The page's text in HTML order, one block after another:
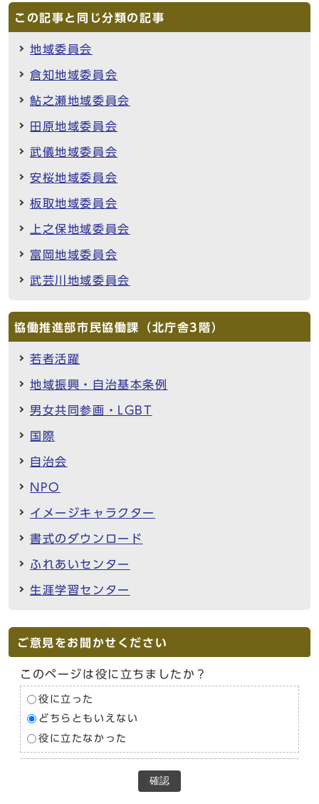
この記事と同じ分類の記事
地域委員会
倉知地域委員会
鮎之瀬地域委員会
田原地域委員会
武儀地域委員会
安桜地域委員会
板取地域委員会
上之保地域委員会
富岡地域委員会
武芸川地域委員会
協働推進部市民協働課（北庁舎3階）
若者活躍
地域振興・自治基本条例
男女共同参画・LGBT
国際
自治会
NPO
イメージキャラクター
書式のダウンロード
ふれあいセンター
生涯学習センター
ご意見をお聞かせください
このページは役に立ちましたか？
役に立った
どちらともいえない
役に立たなかった
確認